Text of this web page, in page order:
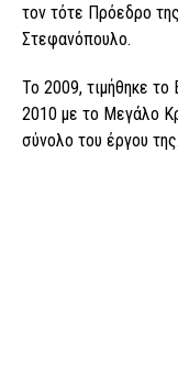
τον τότε Πρόεδρο
Στεφανόπουλο.
Το 2009, τιμήθηκε
2010 με το Μεγάλο
σύνολο του έργου της.